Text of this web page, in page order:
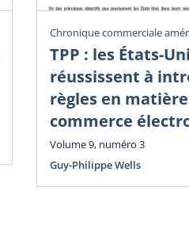
Chronique commerciale
TPP : les États-
réussissent à
règles en
commerce
Volume 9, numéro 3
Guy-Philippe Wells